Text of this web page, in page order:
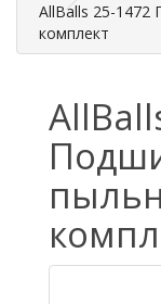
AllBalls 25-1472
комплект